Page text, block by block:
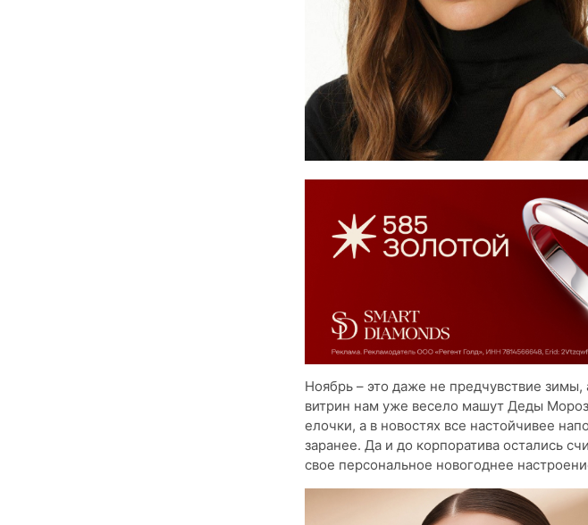
Ноябрь – это даже не предчувствие зимы,
витрин нам уже весело машут Деды
елочки, а в новостях все настойчивее
заранее. Да и до корпоратива остались
свое персональное новогоднее